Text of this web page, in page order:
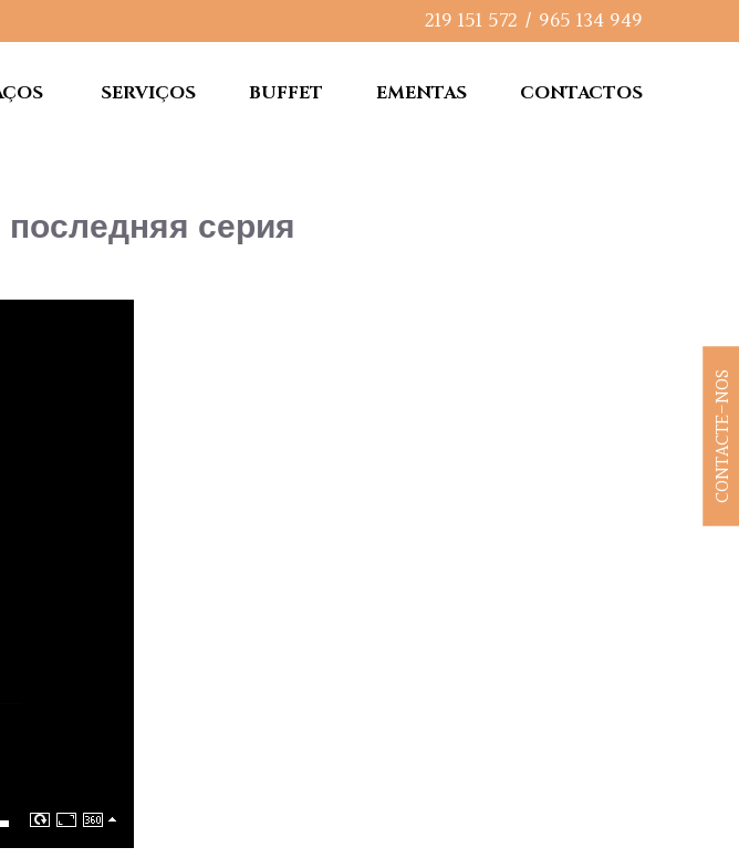
219 151 572 / 965 134 949
SERVIÇOS BUFFET EMENTAS CONTACTOS
серия
CONTACTE-NOS